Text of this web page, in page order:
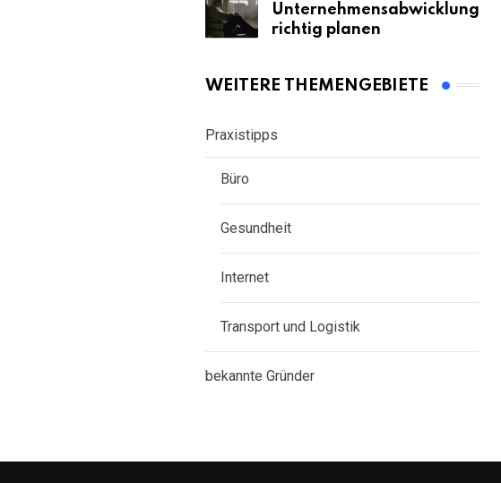
Unternehmensabwicklung
richtig planen
WEITERE THEMENGEBIETE
Praxistipps
Büro
Gesundheit
Internet
Transport und Logistik
bekannte Gründer